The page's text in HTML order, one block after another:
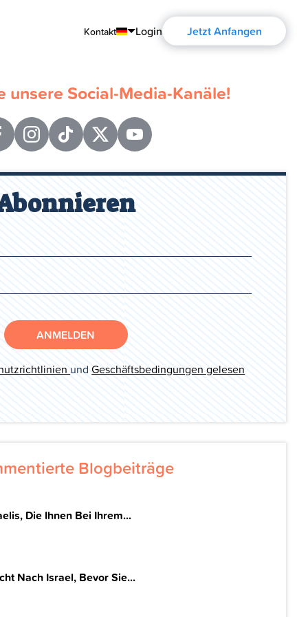
Kontakt
Português
Español
Français
Deutsch
Русский
Login Jetzt Anfangen
unsere Social-Media-Kanäle!
ANMELDEN
undGeschäftsbedingungen gelesen
Blogbeiträge
Die Ihnen Bei Ihrem...
Nach Israel, Bevor Sie...